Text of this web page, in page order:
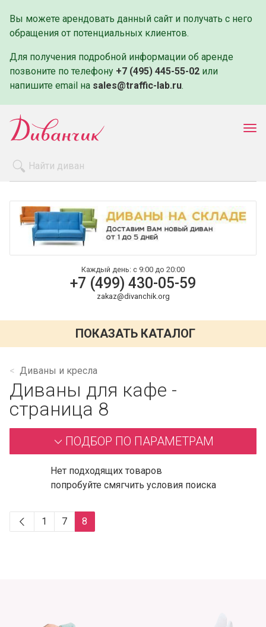
Вы можете арендовать данный сайт и получать с него
обращения от потенциальных клиентов.
Для получения подробной информации об аренде
позвоните по телефону +7 (495) 445-55-02 или
напишите email на sales@traffic-lab.ru.
Оплата и доставка
Контакты
Каждый день: с 9:00 до 20:00
+7 (499) 430-05-59
zakaz@divanchik.org
ПОКАЗАТЬ КАТАЛОГ
Диваны и кресла
Диваны для кафе -
страница 8
ПОДБОР ПО ПАРАМЕТРАМ
Нет подходящих товаров
попробуйте смягчить условия поиска
1 7 8